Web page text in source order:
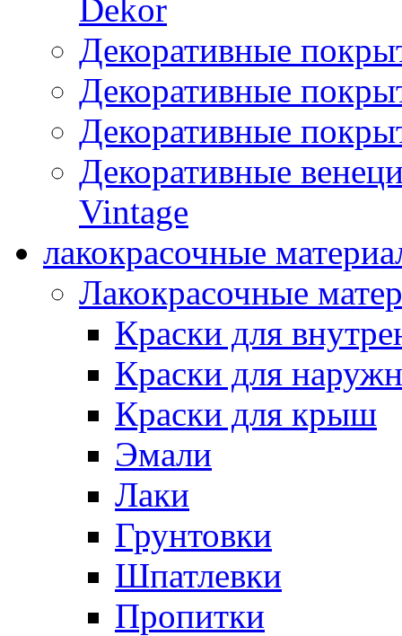
Dekor
Декоративные
Декоративные
Декоративные
Декоративные
Vintage
лакокрасочные
Лакокрасочные
Краски для
Краски для
Краски для крыш
Эмали
Лаки
Грунтовки
Шпатлевки
Пропитки